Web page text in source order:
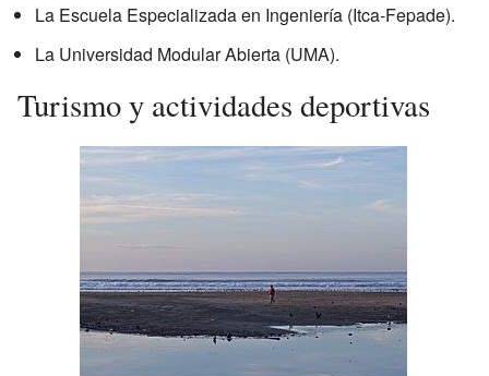
La Escuela Especializada en Ingeniería (Itca-Fepade).
La Universidad Modular Abierta (UMA).
Turismo y actividades deportivas